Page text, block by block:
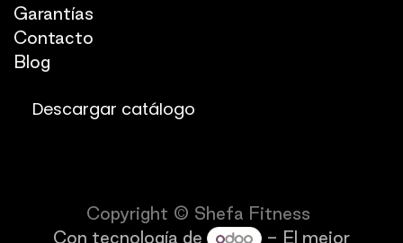
Garantías
Con​tacto
Blog​​
Descargar catálogo
Copyright © Shefa Fitness
Con tecnología de
- El mejor